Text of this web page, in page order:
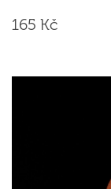
165 Kč